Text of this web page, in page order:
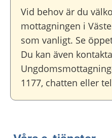
Vid behov är du
mottagningen i
som vanligt. Se
Du kan även kontakta
1177, chatten eller